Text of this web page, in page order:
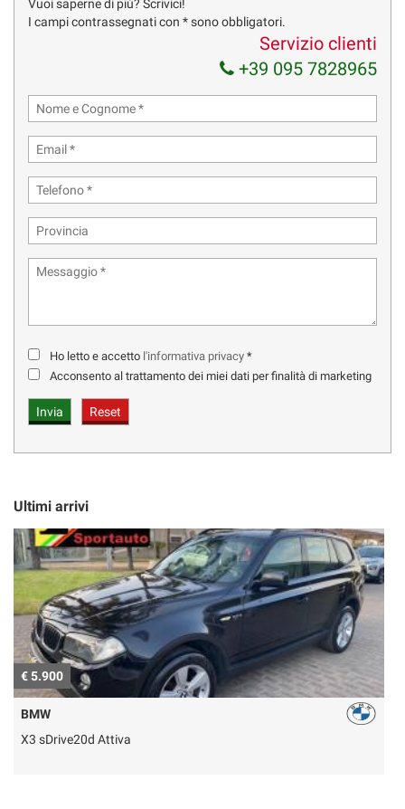
invitiamo a verificare le caratteristiche dello specifico veicolo.
Decliniamo ogni responsabilita’ per eventuali involontari
incongruenze , che non rappresentano in alcun modo un impegno
Vuoi saperne di più? Scrivici!
I campi contrassegnati con * sono obbligatori.
Servizio clienti
+39 095 7828965
Ho letto e accetto l'informativa privacy *
Acconsento al trattamento dei miei dati per finalità di marketing
Ultimi arrivi
€ 5.900
BMW
X3 sDrive20d Attiva